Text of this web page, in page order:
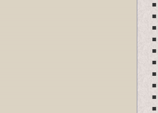
■
■
■
■
■
■
■
■
■
■